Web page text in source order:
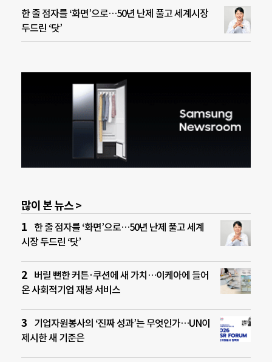
한 줄 점자를 ‘화면’으로…50년 난제 풀고 세계시장
두드린 ‘닷’
많이 본 뉴스 >
한 줄 점자를 ‘화면’으로…50년 난제 풀고 세계
시장 두드린 ‘닷’
버릴 뻔한 커튼·쿠션에 새 가치…이케아에 들어
온 사회적기업 재봉 서비스
기업자원봉사의 ‘진짜 성과’는 무엇인가…UN이
제시한 새 기준은